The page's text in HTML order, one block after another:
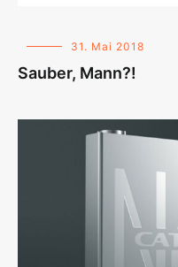
31. Mai 2018
Sauber, Mann?!